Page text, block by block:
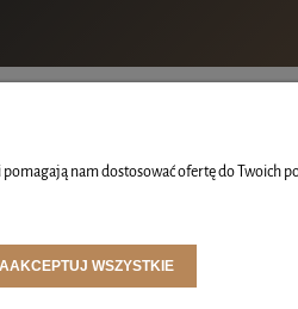
LOGOWANIE
PRZECHOWALNIA
nam dostosować ofertę do Twoich
WSZYSTKIE